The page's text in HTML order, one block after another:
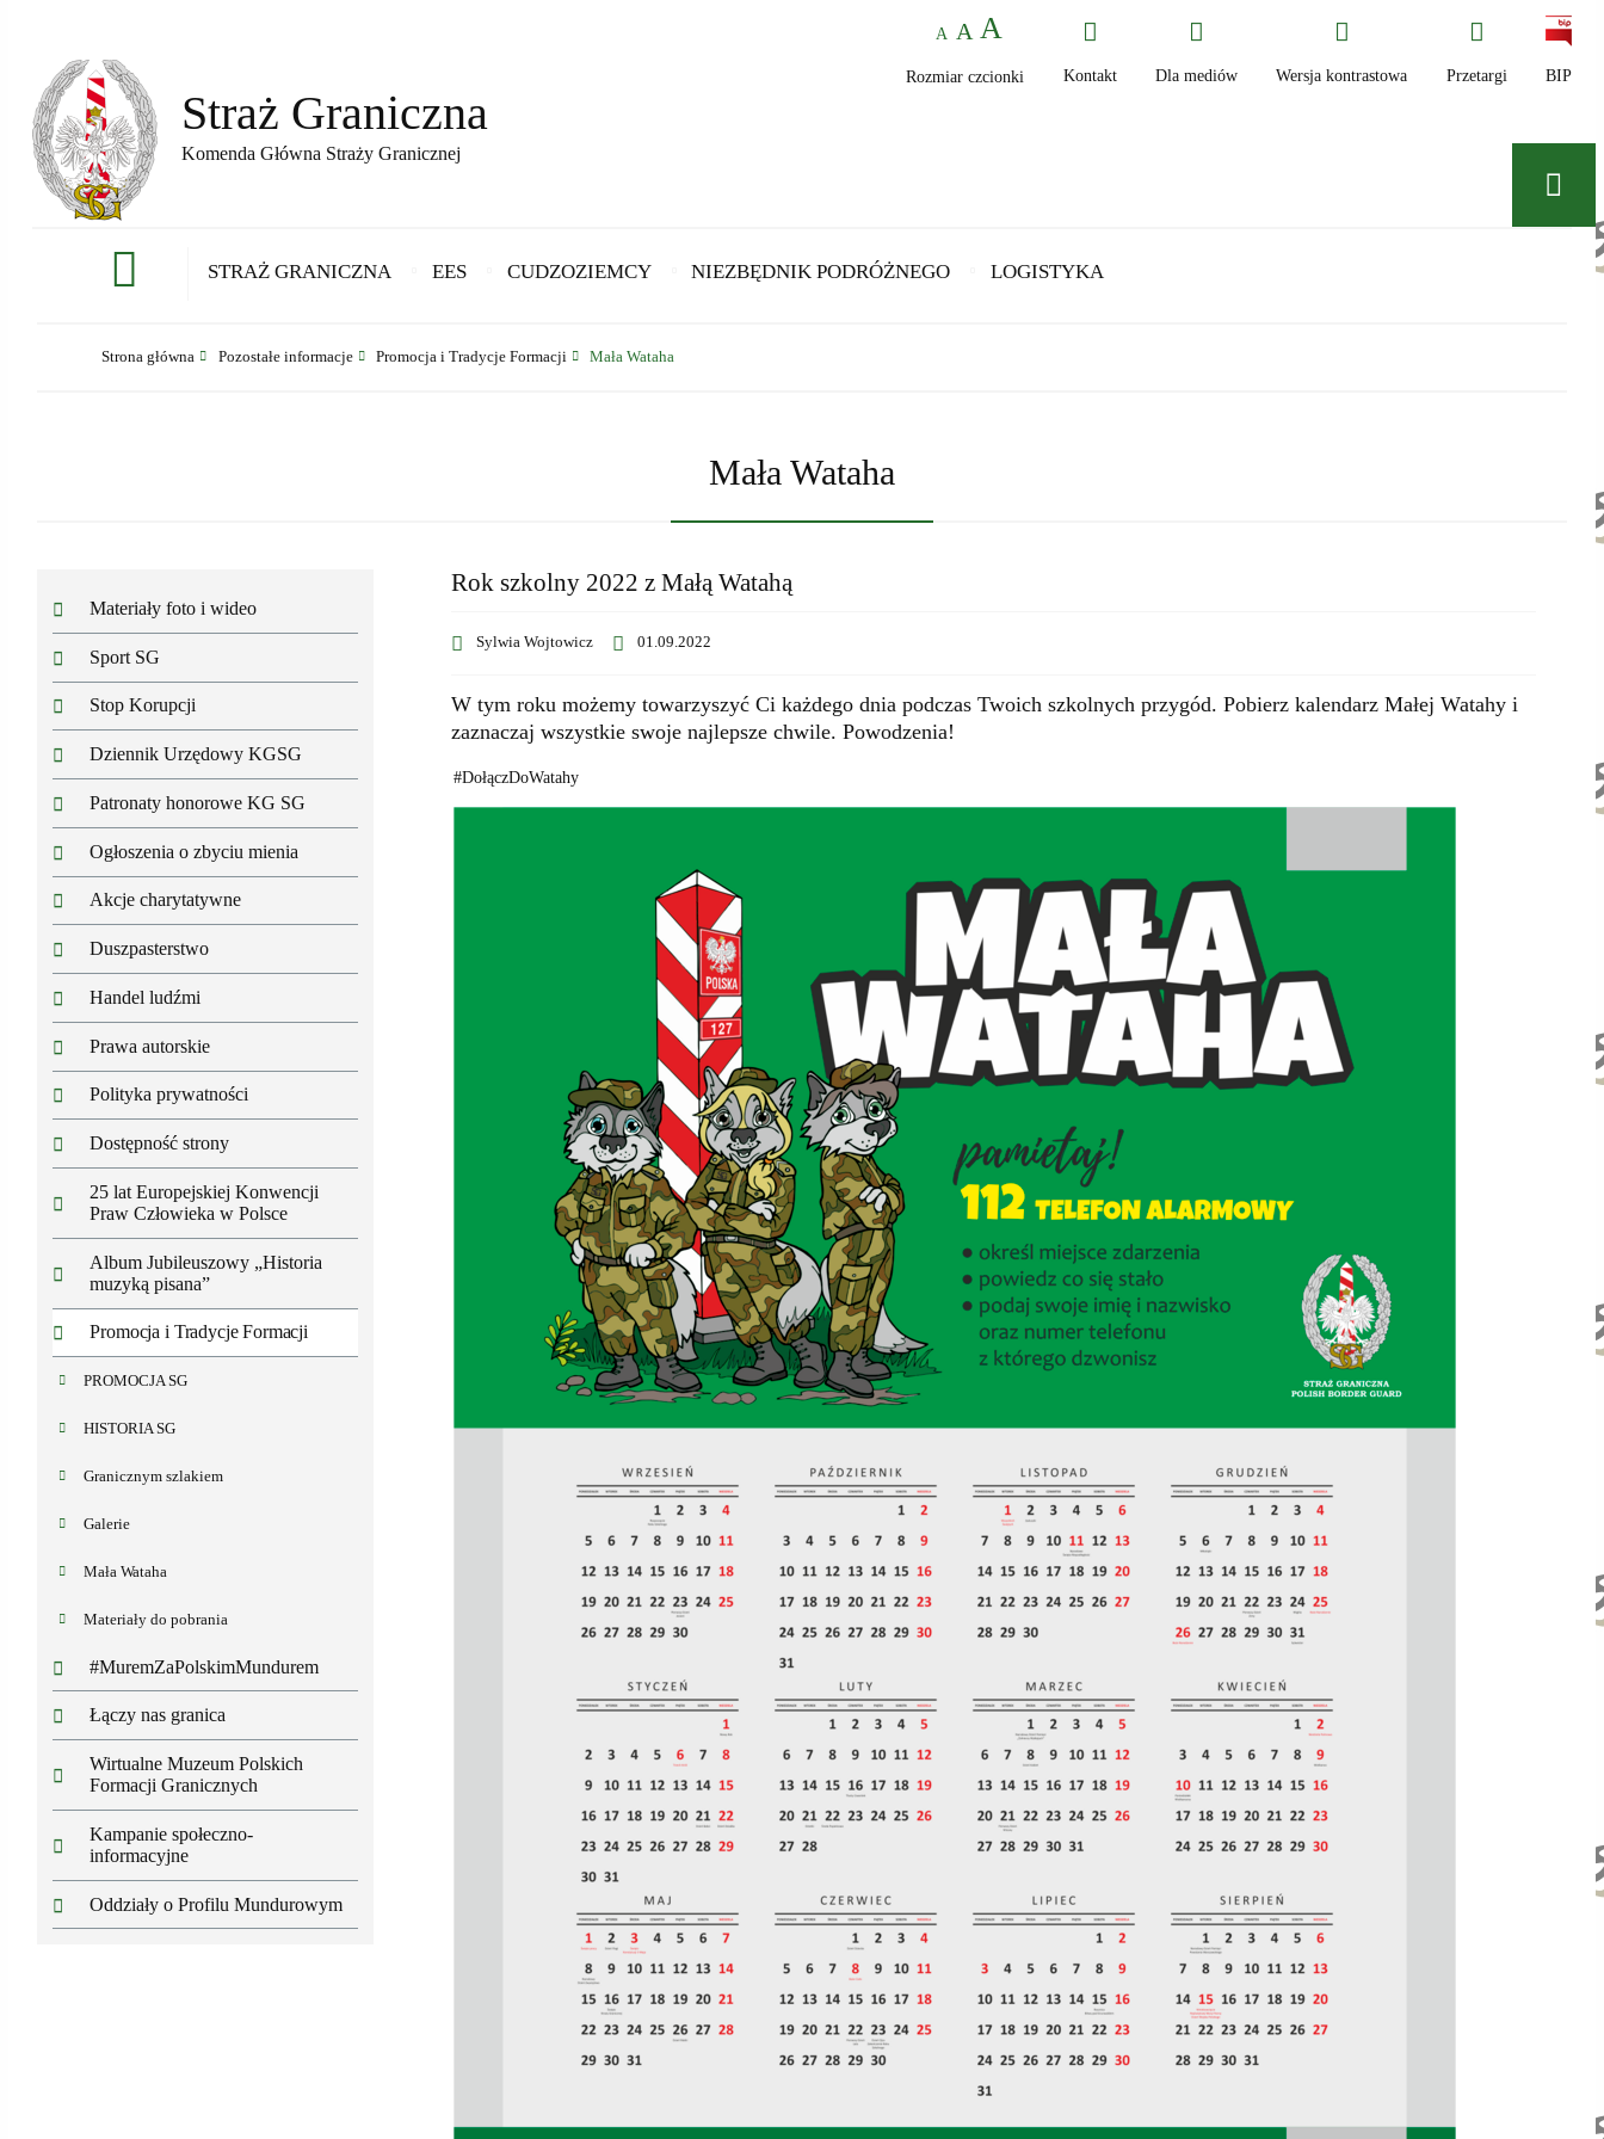
Straż Graniczna
Komenda Główna Straży Granicznej
Rozmiar czcionki Kontakt Dla mediów Wersja kontrastowa Przetargi BIP
STRAŻ GRANICZNA EES CUDZOZIEMCY NIEZBĘDNIK PODRÓŻNEGO LOGISTYKA
Strona główna Pozostałe informacje Promocja i Tradycje Formacji Mała Wataha
Mała Wataha
Materiały foto i wideo
Sport SG
Stop Korupcji
Dziennik Urzędowy KGSG
Patronaty honorowe KG SG
Ogłoszenia o zbyciu mienia
Akcje charytatywne
Duszpasterstwo
Handel ludźmi
Prawa autorskie
Polityka prywatności
Dostępność strony
25 lat Europejskiej Konwencji
Praw Człowieka w Polsce
Album Jubileuszowy „Historia
muzyką pisana”
Promocja i Tradycje Formacji
PROMOCJA SG
HISTORIA SG
Granicznym szlakiem
Galerie
Mała Wataha
Materiały do pobrania
#MuremZaPolskimMundurem
Łączy nas granica
Wirtualne Muzeum Polskich
Formacji Granicznych
Kampanie społeczno-
informacyjne
Oddziały o Profilu Mundurowym
Rok szkolny 2022 z Małą Watahą
Sylwia Wojtowicz 01.09.2022
W tym roku możemy towarzyszyć Ci każdego dnia podczas Twoich szkolnych przygód. Pobierz kalendarz Małej Watahy i
zaznaczaj wszystkie swoje najlepsze chwile. Powodzenia!
#DołączDoWatahy